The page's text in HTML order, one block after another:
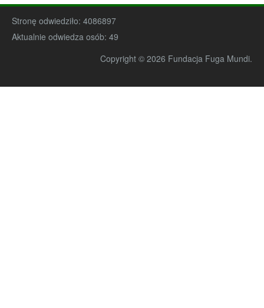
Stronę odwiedziło: 4086897
Aktualnie odwiedza osób: 49
Copyright © 2026 Fundacja Fuga Mundi.